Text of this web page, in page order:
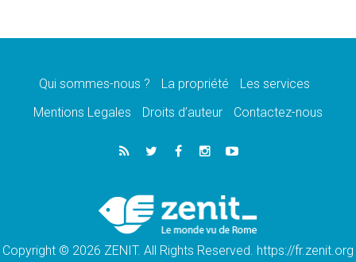
07.08.2026
07.08.2026
en France
Cardinal Rossi: «La venue du Pape Léon en
Argentine est un hommage à François»
Hiroshima et Nagasaki, 81 ans après,
lancement des «dix jours de prière pour la
paix»
Qui sommes-nous ? La propriété
Les services
Mentions Legales
Droits d’auteur Contactez-nous
Copyright © 2026 ZENIT. All Rights Reserved. https://fr.zenit.org